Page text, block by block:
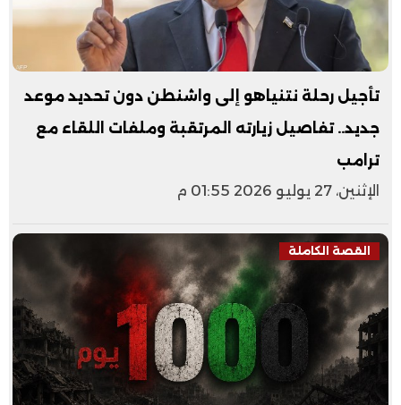
تأجيل رحلة نتنياهو إلى واشنطن دون تحديد موعد
جديد.. تفاصيل زيارته المرتقبة وملفات اللقاء مع
ترامب
الإثنين، 27 يوليو 2026 01:55 م
القصة الكاملة